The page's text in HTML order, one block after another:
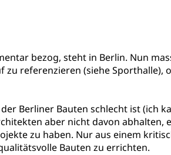
bezog, steht in Berlin. Nun
referenzieren (siehe Sporthalle),
Berliner Bauten schlecht ist (ich
aber nicht davon abhalten,
zu haben. Nur aus einem
Bauten zu errichten.